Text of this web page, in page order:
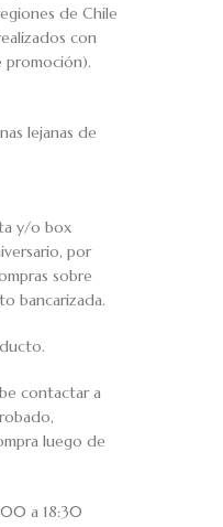
de Chile
con
promoción).
lejanas de
y/o box
por
sobre
bancarizada.
contactar a
luego de
a 18:30